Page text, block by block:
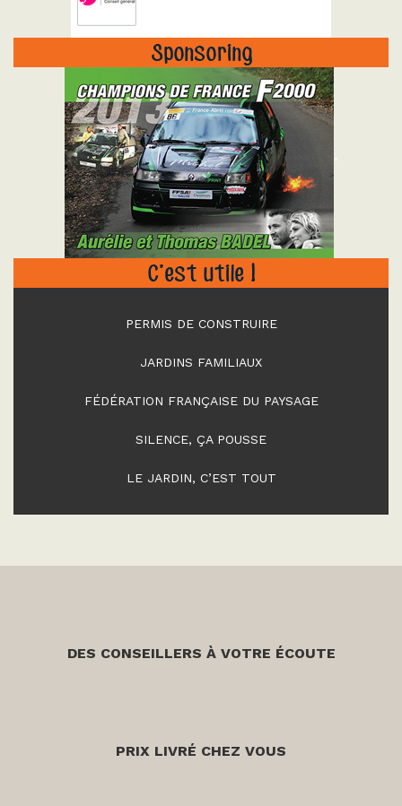
Sponsoring
"
C’est utile !
PERMIS DE CONSTRUIRE
JARDINS FAMILIAUX
FÉDÉRATION FRANÇAISE DU PAYSAGE
SILENCE, ÇA POUSSE
LE JARDIN, C’EST TOUT
DES CONSEILLERS À VOTRE ÉCOUTE
PRIX LIVRÉ CHEZ VOUS